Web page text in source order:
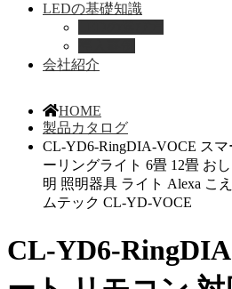
LEDの基礎知識
会社紹介
HOME
製品カタログ
CL-YD6-RingDIA-VOCE ス
ーリングライト 6畳 12畳 お
明 照明器具 ライト Alexa こ
ムテック CL-YD-VOCE
CL-YD6-